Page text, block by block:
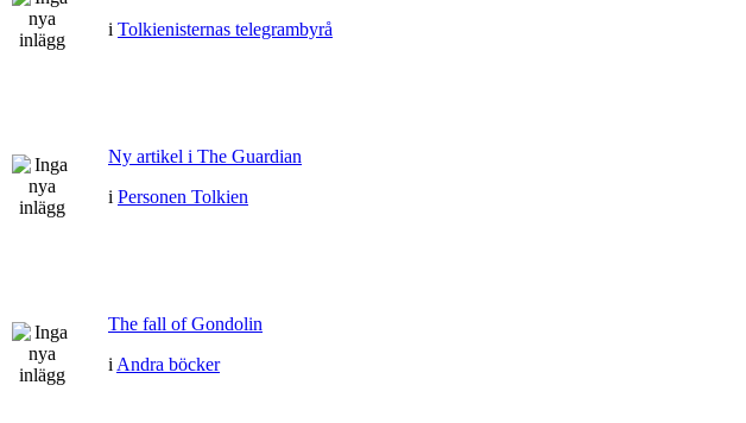
i Tolkienisternas telegrambyrå
Ny artikel i The Guardian
i Personen Tolkien
The fall of Gondolin
i Andra böcker